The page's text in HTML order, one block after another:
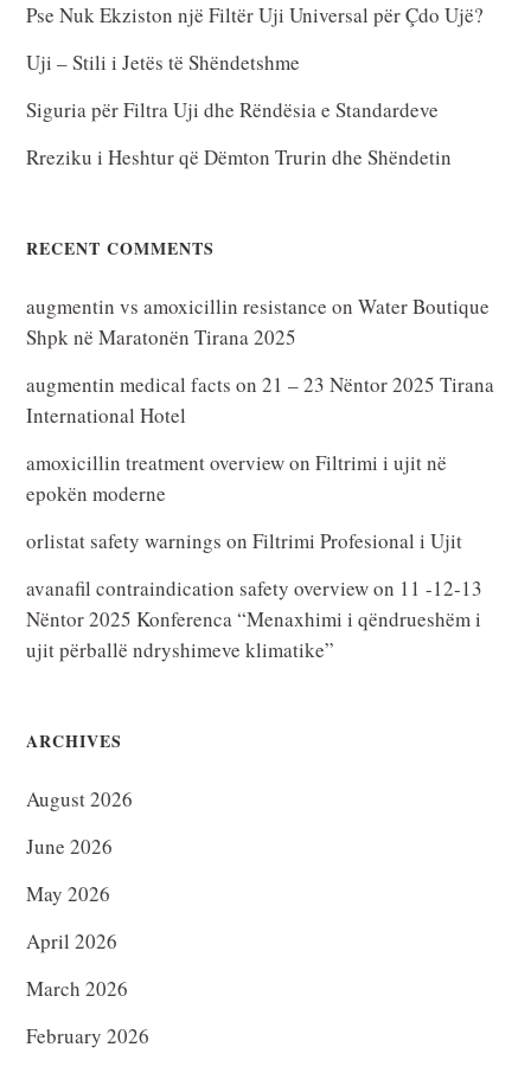
Pse Nuk Ekziston një Filtër Uji Universal për Çdo Ujë?
Uji – Stili i Jetës të Shëndetshme
Siguria për Filtra Uji dhe Rëndësia e Standardeve
Rreziku i Heshtur që Dëmton Trurin dhe Shëndetin
RECENT COMMENTS
augmentin vs amoxicillin resistance onWater Boutique
Shpk në Maratonën Tirana 2025
augmentin medical facts on21 – 23 Nëntor 2025 Tirana
International Hotel
amoxicillin treatment overviewonFiltrimi i ujit në
epokën moderne
orlistat safety warnings onFiltrimi Profesional i Ujit
avanafil contraindication safety overviewon 11 -12-13
Nëntor 2025 Konferenca “Menaxhimi i qëndrueshëm i
ujit përballë ndryshimeve klimatike”
ARCHIVES
August 2026
June 2026
May 2026
April 2026
March 2026
February 2026